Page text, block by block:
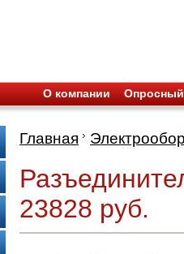
О компании
Главная
23828 руб.